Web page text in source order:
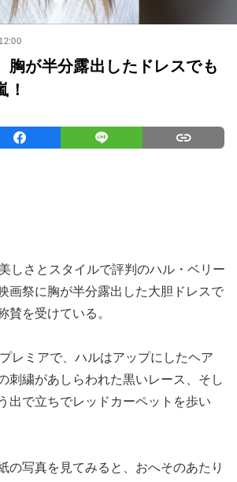
胸が半分露出したドレスでも
！
しさとスタイルで評判のハル・ベリー
画祭に胸が半分露出した大胆ドレスで
賛を受けている。
レミアで、ハルはアップにしたヘア
刺繍があしらわれた黒いレース、そし
出で立ちでレッドカーペットを歩い
の写真を見てみると、おへそのあたり